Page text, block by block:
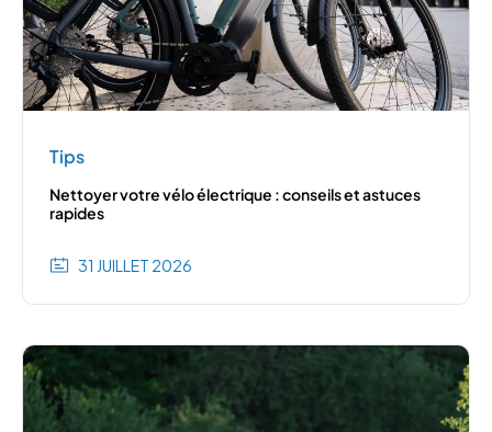
Tips
Nettoyer votre vélo électrique : conseils et astuces
rapides
31 JUILLET 2026